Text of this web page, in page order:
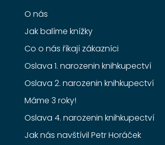
O nás
Jak balíme knížky
Co o nás říkají zákazníci
Oslava 1. narozenin knihkupectví
Oslava 2. narozenin knihkupectví
Máme 3 roky!
Oslava 4. narozenin knihkupectví
Jak nás navštívil Petr Horáček